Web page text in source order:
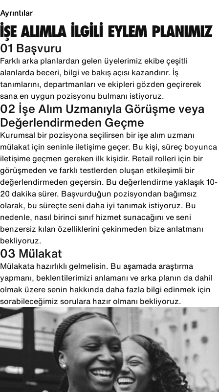
Ayrıntılar
İŞE ALIMLA İLGİLİ EYLEM PLANIMIZ
01 Başvuru
Farklı arka planlardan gelen üyelerimiz ekibe çeşitli
alanlarda beceri, bilgi ve bakış açısı kazandırır. İş
tanımlarını, departmanları ve ekipleri gözden geçirerek
sana en uygun pozisyonu bulmanı istiyoruz.
02 İşe Alım Uzmanıyla Görüşme veya
Değerlendirmeden Geçme
Kurumsal bir pozisyona seçilirsen bir işe alım uzmanı
mülakat için seninle iletişime geçer. Bu kişi, süreç boyunca
iletişime geçmen gereken ilk kişidir. Retail rolleri için bir
görüşmeden ve farklı testlerden oluşan etkileşimli bir
değerlendirmeden geçersin. Bu değerlendirme yaklaşık 10-
20 dakika sürer. Başvurduğun pozisyondan bağımsız
olarak, bu süreçte seni daha iyi tanımak istiyoruz. Bu
nedenle, nasıl birinci sınıf hizmet sunacağını ve seni
benzersiz kılan özelliklerini çekinmeden bize anlatmanı
bekliyoruz.
03 Mülakat
Mülakata hazırlıklı gelmelisin. Bu aşamada araştırma
yapmanı, beklentilerimizi anlamanı ve arka planın da dahil
olmak üzere senin hakkında daha fazla bilgi edinmek için
sorabileceğimiz sorulara hazır olmanı bekliyoruz.